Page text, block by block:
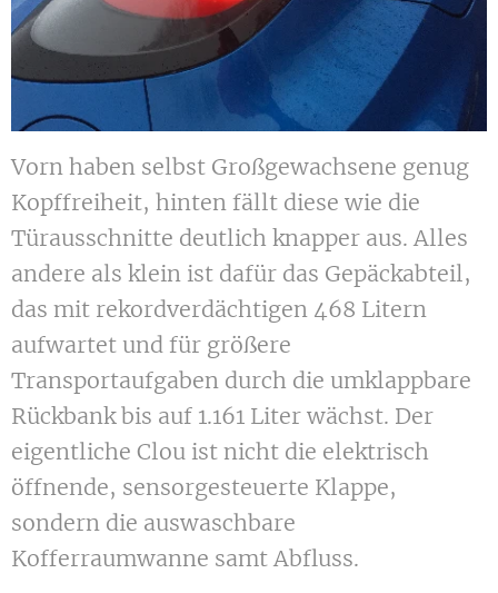
Vorn haben selbst Großgewachsene genug
Kopffreiheit, hinten fällt diese wie die
Türausschnitte deutlich knapper aus. Alles
andere als klein ist dafür das Gepäckabteil,
das mit rekordverdächtigen 468 Litern
aufwartet und für größere
Transportaufgaben durch die umklappbare
Rückbank bis auf 1.161 Liter wächst. Der
eigentliche Clou ist nicht die elektrisch
öffnende, sensorgesteuerte Klappe,
sondern die auswaschbare
Kofferraumwanne samt Abfluss.